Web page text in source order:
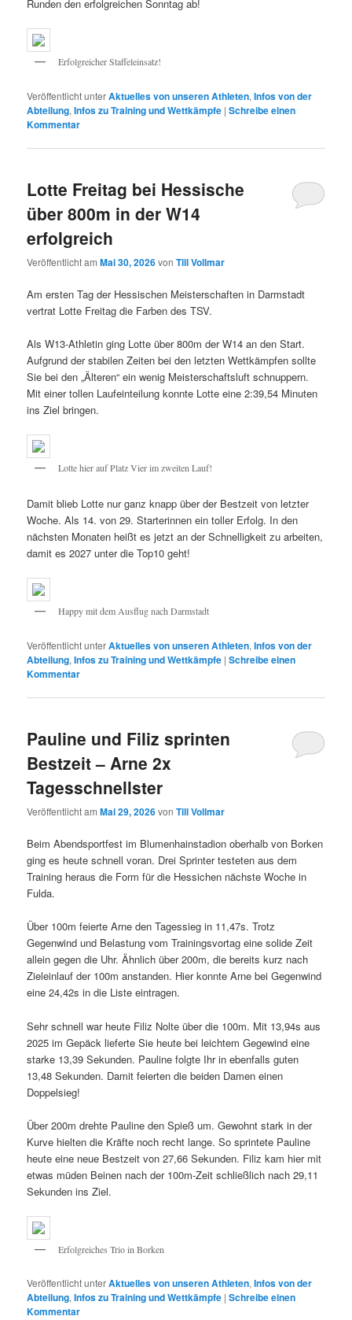
Runden den erfolgreichen Sonntag ab!
Erfolgreicher Staffeleinsatz!
Veröffentlicht unterAktuelles von unseren Athleten,Infos von der
Abteilung,Infos zu Training und Wettkämpfe |Schreibe einen
Kommentar
Lotte Freitag bei Hessische
über 800m in der W14
erfolgreich
Veröffentlicht amMai 30, 2026vonTill Vollmar
Am ersten Tag der Hessischen Meisterschaften in Darmstadt
vertrat Lotte Freitag die Farben des TSV.
Als W13-Athletin ging Lotte über 800m der W14 an den Start.
Aufgrund der stabilen Zeiten bei den letzten Wettkämpfen sollte
Sie bei den „Älteren“ ein wenig Meisterschaftsluft schnuppern.
Mit einer tollen Laufeinteilung konnte Lotte eine 2:39,54 Minuten
ins Ziel bringen.
Lotte hier auf Platz Vier im zweiten Lauf!
Damit blieb Lotte nur ganz knapp über der Bestzeit von letzter
Woche. Als 14. von 29. Starterinnen ein toller Erfolg. In den
nächsten Monaten heißt es jetzt an der Schnelligkeit zu arbeiten,
damit es 2027 unter die Top10 geht!
Happy mit dem Ausflug nach Darmstadt
Veröffentlicht unterAktuelles von unseren Athleten,Infos von der
Abteilung,Infos zu Training und Wettkämpfe |Schreibe einen
Kommentar
Pauline und Filiz sprinten
Bestzeit – Arne 2x
Tagesschnellster
Veröffentlicht amMai 29, 2026vonTill Vollmar
Beim Abendsportfest im Blumenhainstadion oberhalb von Borken
ging es heute schnell voran. Drei Sprinter testeten aus dem
Training heraus die Form für die Hessichen nächste Woche in
Fulda.
Über 100m feierte Arne den Tagessieg in 11,47s. Trotz
Gegenwind und Belastung vom Trainingsvortag eine solide Zeit
allein gegen die Uhr. Ähnlich über 200m, die bereits kurz nach
Zieleinlauf der 100m anstanden. Hier konnte Arne bei Gegenwind
eine 24,42s in die Liste eintragen.
Sehr schnell war heute Filiz Nolte über die 100m. Mit 13,94s aus
2025 im Gepäck lieferte Sie heute bei leichtem Gegewind eine
starke 13,39 Sekunden. Pauline folgte Ihr in ebenfalls guten
13,48 Sekunden. Damit feierten die beiden Damen einen
Doppelsieg!
Über 200m drehte Pauline den Spieß um. Gewohnt stark in der
Kurve hielten die Kräfte noch recht lange. So sprintete Pauline
heute eine neue Bestzeit von 27,66 Sekunden. Filiz kam hier mit
etwas müden Beinen nach der 100m-Zeit schließlich nach 29,11
Sekunden ins Ziel.
Erfolgreiches Trio in Borken
Veröffentlicht unterAktuelles von unseren Athleten,Infos von der
Abteilung,Infos zu Training und Wettkämpfe |Schreibe einen
Kommentar